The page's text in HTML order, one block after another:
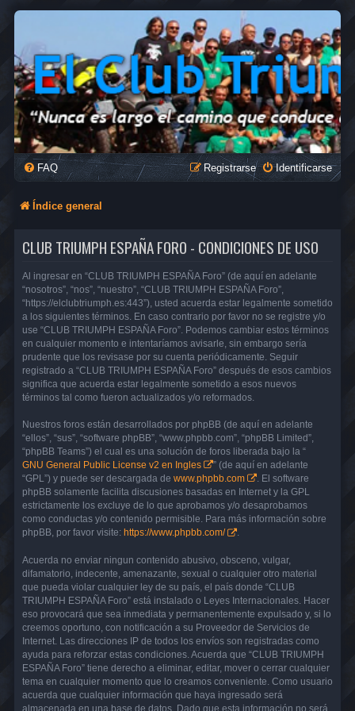
FAQ Identificarse
Registrarse
Índice general
CLUB TRIUMPH ESPAÑA FORO - CONDICIONES DE USO
Al ingresar en “CLUB TRIUMPH ESPAÑA Foro” (de aquí en adelante
“nosotros”, “nos”, “nuestro”, “CLUB TRIUMPH ESPAÑA Foro”,
“https://elclubtriumph.es:443”), usted acuerda estar legalmente sometido
a los siguientes términos. En caso contrario por favor no se registre y/o
use “CLUB TRIUMPH ESPAÑA Foro”. Podemos cambiar estos términos
en cualquier momento e intentaríamos avisarle, sin embargo sería
prudente que los revisase por su cuenta periódicamente. Seguir
registrado a “CLUB TRIUMPH ESPAÑA Foro” después de esos cambios
significa que acuerda estar legalmente sometido a esos nuevos
términos tal como fueron actualizados y/o reformados.
Nuestros foros están desarrollados por phpBB (de aquí en adelante
“ellos”, “sus”, “software phpBB”, “www.phpbb.com”, “phpBB Limited”,
“phpBB Teams”) el cual es una solución de foros liberada bajo la “
GNU General Public License v2 en Ingles
” (de aquí en adelante
“GPL”) y puede ser descargada de www.phpbb.com
. El software
phpBB solamente facilita discusiones basadas en Internet y la GPL
estrictamente los excluye de lo que aprobamos y/o desaprobamos
como conductas y/o contenido permisible. Para más información sobre
phpBB, por favor visite: https://www.phpbb.com/ .
Acuerda no enviar ningun contenido abusivo, obsceno, vulgar,
difamatorio, indecente, amenazante, sexual o cualquier otro material
que pueda violar cualquier ley de su país, el país donde “CLUB
TRIUMPH ESPAÑA Foro” está instalado o Leyes Internacionales. Hacer
eso provocará que sea inmediata y permanentemente expulsado y, si lo
creemos oportuno, con notificación a su Proveedor de Servicios de
Internet. Las direcciones IP de todos los envíos son registradas como
ayuda para reforzar estas condiciones. Acuerda que “CLUB TRIUMPH
ESPAÑA Foro” tiene derecho a eliminar, editar, mover o cerrar cualquier
tema en cualquier momento que lo creamos conveniente. Como usuario
acuerda que cualquier información que haya ingresado será
almacenada en una base de datos. Dado que esta información no será